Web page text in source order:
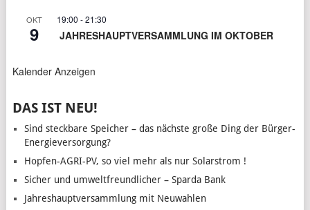
OKT
9
19:00 -21:30
JAHRESHAUPTVERSAMMLUNG IM OKTOBER
Kalender Anzeigen
DAS IST NEU!
Sind steckbare Speicher – das nächste große Ding der Bürger-
Energieversorgung?
Hopfen-AGRI-PV, so viel mehr als nur Solarstrom !
Sicher und umweltfreundlicher – Sparda Bank
Jahreshauptversammlung mit Neuwahlen